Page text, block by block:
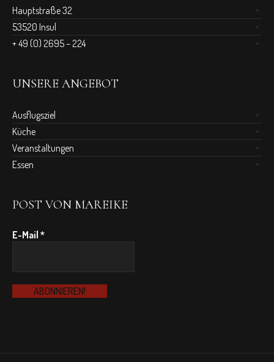
Hauptstraße 32
53520 Insul
+ 49 (0) 2695 – 224
UNSERE ANGEBOT
Ausflugsziel
Küche
Veranstaltungen
Essen
POST VON MAREIKE
E-Mail*